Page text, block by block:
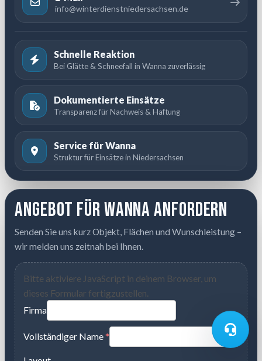
info@winterdienstniedersachsen.de
Schnelle Reaktion
Bei Glätte & Schneefall in Wanna zuverlässig
Dokumentierte Einsätze
Transparenz für Nachweis & Haftung
Service für Wanna
Struktur für Einsätze in Niedersachsen
Angebot für Wanna anfordern
Senden Sie uns kurz Objekt, Flächen und Wunschleistung –
wir melden uns zeitnah bei Ihnen.
Bitte aktiviere JavaScript in deinem Browser, um
dieses Formular fertigzustellen.
Firma
Vollständiger Name*